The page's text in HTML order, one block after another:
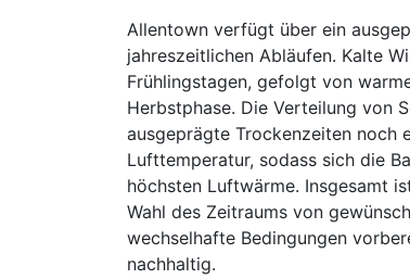
Allentown verfügt über ein
jahreszeitlichen Abläufen. Kalte
Frühlingstagen, gefolgt von
Herbstphase. Die Verteilung von
ausgeprägte Trockenzeiten noch
Lufttemperatur, sodass sich die
höchsten Luftwärme. Insgesamt
Wahl des Zeitraums von
wechselhafte Bedingungen
nachhaltig.